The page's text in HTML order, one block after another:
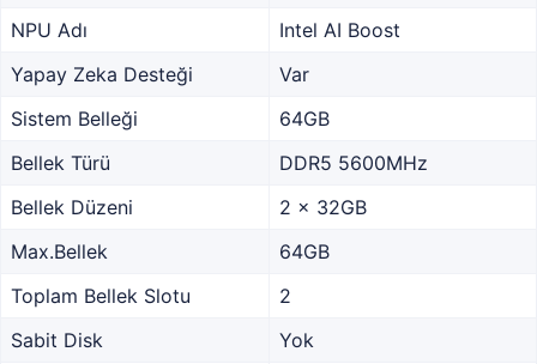
NPU Adı
Intel AI Boost
Yapay Zeka Desteği
Var
Sistem Belleği
64GB
Bellek Türü
DDR5 5600MHz
Bellek Düzeni
2 x 32GB
Max.Bellek
64GB
Toplam Bellek Slotu
2
Sabit Disk
Yok